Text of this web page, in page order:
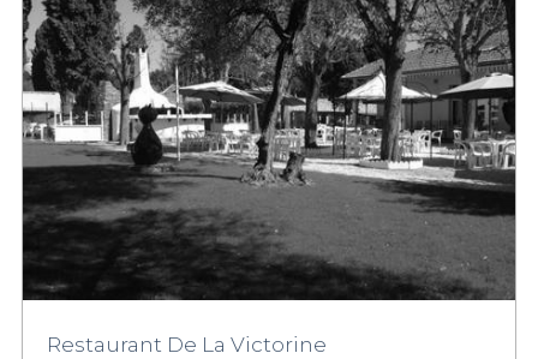
Restaurant De La Victorine